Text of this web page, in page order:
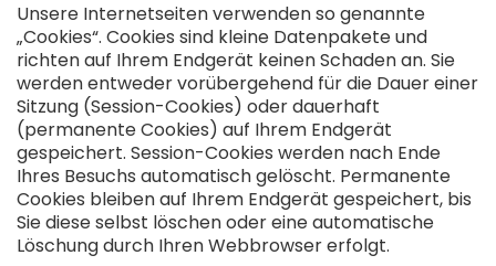
Unsere Internetseiten verwenden so genannte
„Cookies“. Cookies sind kleine Datenpakete und
richten auf Ihrem Endgerät keinen Schaden an. Sie
werden entweder vorübergehend für die Dauer einer
Sitzung (Session-Cookies) oder dauerhaft
(permanente Cookies) auf Ihrem Endgerät
gespeichert. Session-Cookies werden nach Ende
Ihres Besuchs automatisch gelöscht. Permanente
Cookies bleiben auf Ihrem Endgerät gespeichert, bis
Sie diese selbst löschen oder eine automatische
Löschung durch Ihren Webbrowser erfolgt.